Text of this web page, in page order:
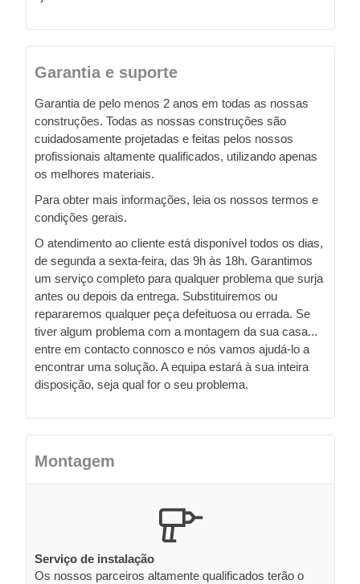
Garantia e suporte
Garantia de pelo menos 2 anos em todas as nossas
construções. Todas as nossas construções são
cuidadosamente projetadas e feitas pelos nossos
profissionais altamente qualificados, utilizando apenas
os melhores materiais.
Para obter mais informações, leia os nossos termos e
condições gerais.
O atendimento ao cliente está disponível todos os dias,
de segunda a sexta-feira, das 9h às 18h. Garantimos
um serviço completo para qualquer problema que surja
antes ou depois da entrega. Substituiremos ou
repararemos qualquer peça defeituosa ou errada. Se
tiver algum problema com a montagem da sua casa...
entre em contacto connosco e nós vamos ajudá-lo a
encontrar uma solução. A equipa estará à sua inteira
disposição, seja qual for o seu problema.
Montagem
Serviço de instalação
Os nossos parceiros altamente qualificados terão o